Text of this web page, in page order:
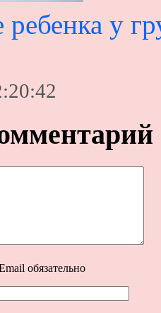
ребенка у
обязательно